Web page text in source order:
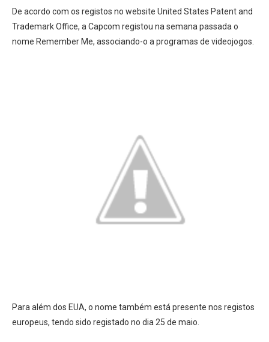
De acordo com os registos no website United States Patent and
Trademark Office, a Capcom registou na semana passada o
nome Remember Me, associando-o a programas de videojogos.
Para além dos EUA, o nome também está presente nos registos
europeus, tendo sido registado no dia 25 de maio.